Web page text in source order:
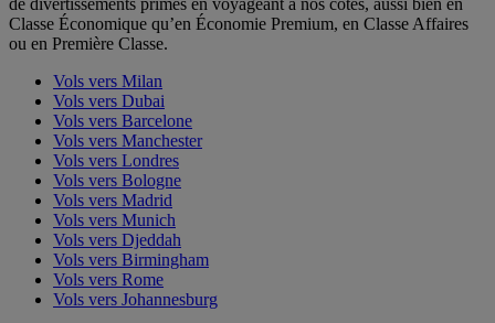
de divertissements primés en voyageant à nos côtés, aussi bien en
Classe Économique qu’en Économie Premium, en Classe Affaires
ou en Première Classe.
Vols vers Milan
Vols vers Dubai
Vols vers Barcelone
Vols vers Manchester
Vols vers Londres
Vols vers Bologne
Vols vers Madrid
Vols vers Munich
Vols vers Djeddah
Vols vers Birmingham
Vols vers Rome
Vols vers Johannesburg